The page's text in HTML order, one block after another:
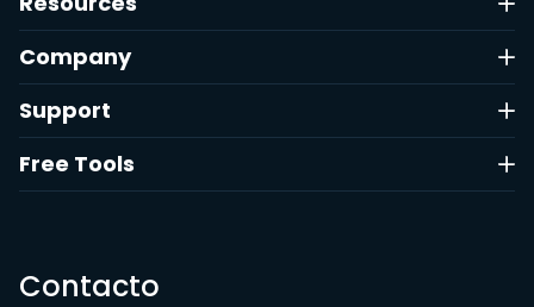
Company
Support
Free Tools
Contacto